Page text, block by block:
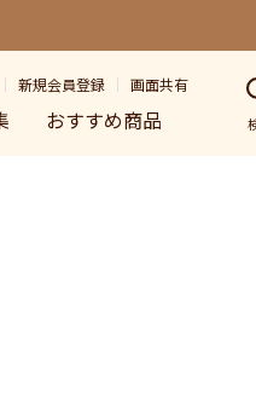
新規会員登録 画面共有
おすすめ商品